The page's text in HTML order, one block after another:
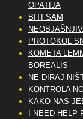
OPATIJA
BITI SAM
PROTOKOL
KOMETA
BOREALIS
NE DIRAJ
KONTROLA
KAKO NAS
I NEED HELP